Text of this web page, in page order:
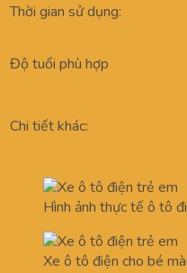
Thời gian sử dụng:
Độ tuổi phù hợp
Chi tiết khác:
Hình ảnh thực tế ô tô
Xe ô tô điện cho bé